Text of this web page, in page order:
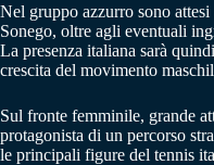
Nel gruppo azzurro sono
Sonego, oltre agli eventuali
La presenza italiana sarà
crescita del movimento
Sul fronte femminile, grande
protagonista di un percorso
le principali figure del tennis